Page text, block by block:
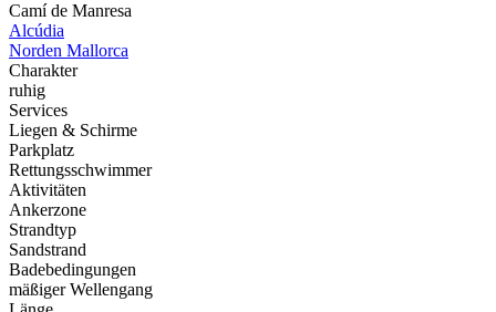
Camí de Manresa
Alcúdia
Norden Mallorca
Charakter
ruhig
Services
Liegen & Schirme
Parkplatz
Rettungsschwimmer
Aktivitäten
Ankerzone
Strandtyp
Sandstrand
Badebedingungen
mäßiger Wellengang